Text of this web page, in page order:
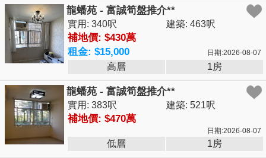
龍蟠苑 - 富誠筍盤推介**
實用: 340呎 建築: 463呎
補地價: $430萬
租金: $15,000
日期:2026-08-07
高層 1房
龍蟠苑 - 富誠筍盤推介**
實用: 383呎 建築: 521呎
補地價: $470萬
日期:2026-08-07
低層 1房